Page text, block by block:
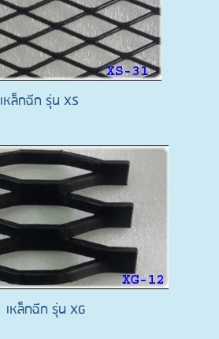
เหล็กฉีก รุ่น XS
เหล็กฉีก รุ่น XG